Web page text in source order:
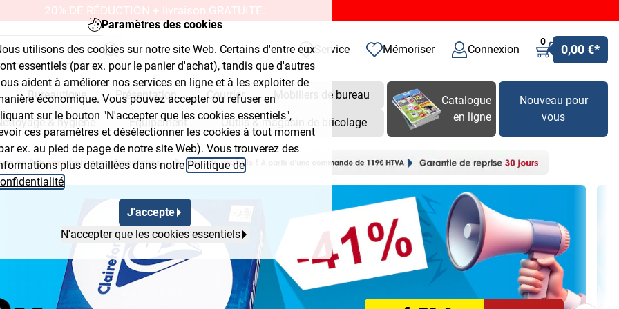
Paramètres des cookies
utilisons des cookies sur notre site Web. Certains d'entre eux
essentiels (par ex. pour le panier d'achat), tandis que d'autres
aident à améliorer nos services en ligne et à les exploiter de
économique. Vous pouvez accepter ou refuser en
sur le bouton "N'accepter que les cookies essentiels",
ces paramètres et désélectionner les cookies à tout moment
ex. au pied de page de notre site Web). Vous trouverez des
plus détaillées dans notre Politique de
.
J'accepte
N'accepter que les cookies essentiels
20% DE RÉDUCTION + livraison GRATUITE.
Service Mémoriser Connexion
0
0,00 €*
Bureautique Présentation Courrier Mobiliers de bureau
& hygiène Équipement Outils & magasin de bricolage
Catalogue
en ligne
Nouveau pour
vous